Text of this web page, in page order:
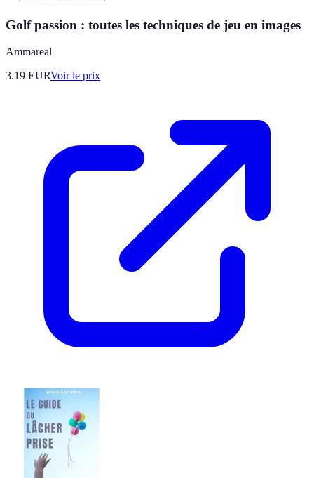
Golf passion : toutes les techniques de jeu en images
Ammareal
3.19 EURVoir le prix